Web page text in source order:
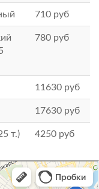
710 руб
780 руб
11630 руб
17630 руб
т.) 4250 руб
в Севастополе